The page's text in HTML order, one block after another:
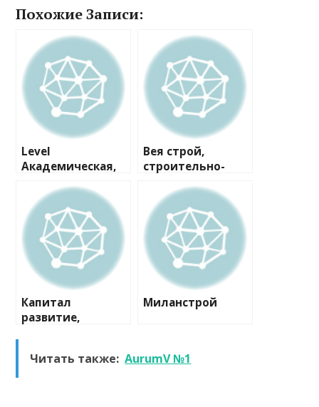
Похожие Записи:
Level
Академическая,
Вея строй,
строительно-
компания
Капитал
развитие,
Миланстрой
Читать также: AurumV №1